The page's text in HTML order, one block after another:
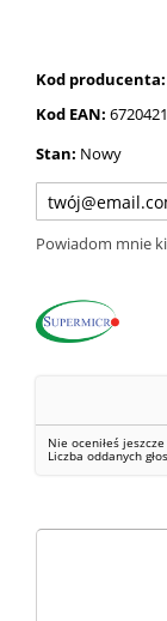
Kod producenta:
Kod EAN:
Stan: Nowy
Powiadom mnie
Nie oceniłeś
Liczba oddanych